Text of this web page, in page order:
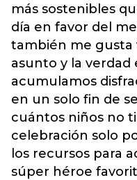
más sostenibles
día en favor del
también me gusta
asunto y la verdad
acumulamos
en un solo fin de
cuántos niños no
celebración solo
los recursos para
súper héroe